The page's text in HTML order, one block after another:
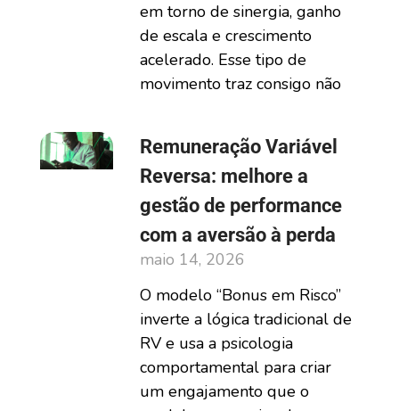
em torno de sinergia, ganho
de escala e crescimento
acelerado. Esse tipo de
movimento traz consigo não
Remuneração Variável
Reversa: melhore a
gestão de performance
com a aversão à perda
maio 14, 2026
O modelo “Bonus em Risco”
inverte a lógica tradicional de
RV e usa a psicologia
comportamental para criar
um engajamento que o